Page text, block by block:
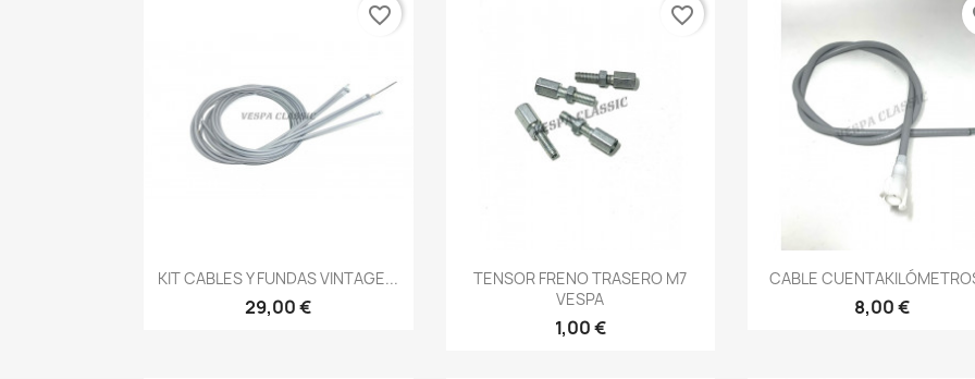
Vista rápida
KIT CABLES Y FUNDAS VINTAGE...
29,00 €
favorite_border
Vista rápida
TENSOR FRENO TRASERO M7
VESPA
1,00 €
favorite_border
Vista rápida
CABLE
8,00 €